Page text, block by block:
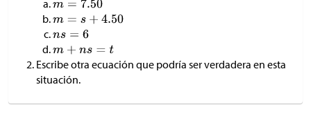
Escribe otra ecuación que podría ser verdadera en esta
situación.